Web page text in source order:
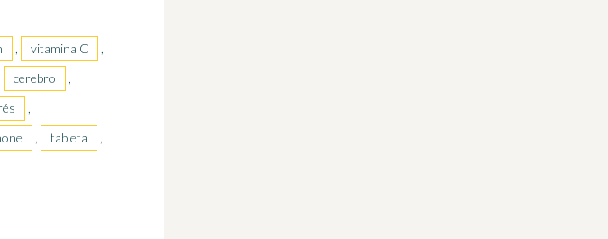
, vitamina C
,
cerebro
,
,
, tableta
,